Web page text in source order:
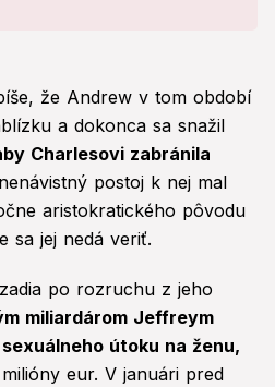
že Andrew v tom období
a dokonca sa snažil
Charlesovi zabránila
postoj k nej mal
aristokratického pôvodu
sa jej nedá veriť.
po rozruchu z jeho
miliardárom Jeffreym
útoku na ženu,
eur. V januári pred